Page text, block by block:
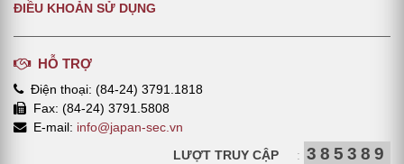
ĐIỀU KHOẢN SỬ DỤNG
HỖ TRỢ
Điện thoại: (84-24) 3791.1818
Fax: (84-24) 3791.5808
E-mail: info@japan-sec.vn
LƯỢT TRUY CẬP
: 385389